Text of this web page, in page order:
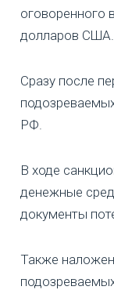
оговоренного
долларов США.
Сразу после
РФ.
В ходе
денежные
документы
Также